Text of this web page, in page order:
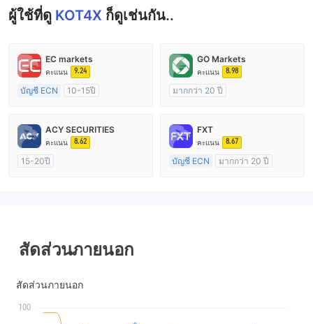
ผู้ใช้ที่ดู KOT4X ก็ดูเช่นกัน..
EC markets
คะแนน 9.24
บัญชี ECN
10-15ปี
ใบอนุญาต MT4 แบบเต็ม
GO Markets
คะแนน 8.98
มากกว่า 20 ปี
cTrader
ACY SECURITIES
คะแนน 8.62
15-20ปี
FXT
คะแนน 8.67
บัญชี ECN
มากกว่า 20 ปี
สัดส่วนภายนอก